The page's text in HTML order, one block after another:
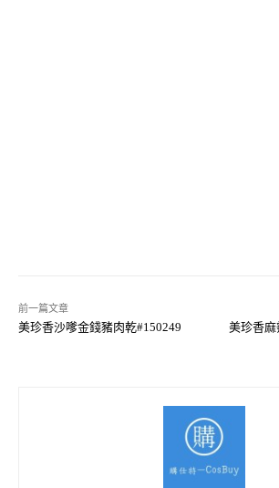
前一篇文章
美珍香沙嗲金錢豬肉乾#150249
美珍香